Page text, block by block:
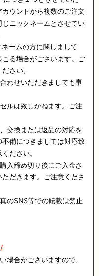
ウントから複数のご注文
ニックネームとさせてい
ームの方に関しまして
る場合がございます。ご
さい。
わせいただきましても事
ルは致しかねます。ご注
交換または返品の対応を
備につきましては対応致
ださい。
入締め切り後にご入金さ
だきます。ご注意くださ
のSNS等での転載は禁止
場合がございますので、